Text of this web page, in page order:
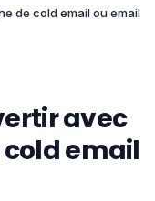
de cold email ou email
avec
email